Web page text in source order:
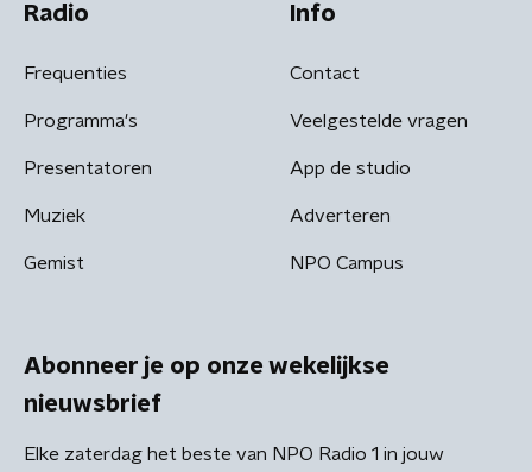
Radio
Frequenties
Programma's
Presentatoren
Muziek
Gemist
Info
Contact
Veelgestelde vragen
App de studio
Adverteren
NPO Campus
Abonneer je op onze wekelijkse
nieuwsbrief
Elke zaterdag het beste van NPO Radio 1 in jouw